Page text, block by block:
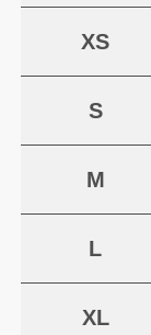
XS
S
M
L
XL